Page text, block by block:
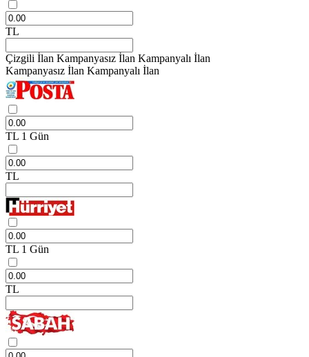
TL
Çizgili İlan Kampanyasız İlan Kampanyalı İlan
Kampanyasız İlan Kampanyalı İlan
TL 1 Gün
TL
TL 1 Gün
TL